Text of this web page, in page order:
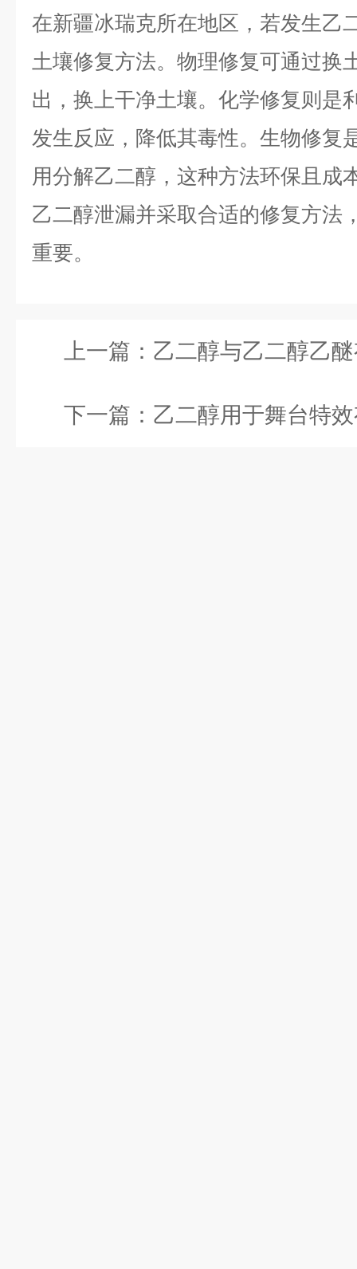
在新疆冰瑞克所在地区，若发生乙
土壤修复方法。物理修复可通过换
出，换上干净土壤。化学修复则是
发生反应，降低其毒性。生物修复
用分解乙二醇，这种方法环保且成
乙二醇泄漏并采取合适的修复方法
重要。
上一篇： 乙二醇与乙二醇乙醚有什么
下一篇： 乙二醇用于舞台特效有什么